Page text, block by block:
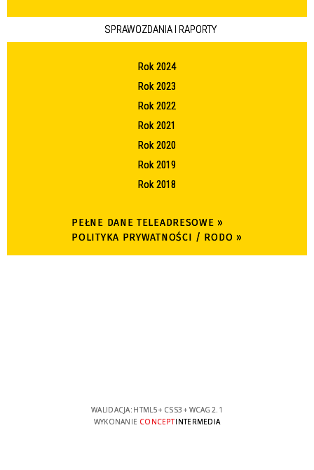
SPRAWOZDANIA I RAPORTY
Rok 2024
Rok 2023
Rok 2022
Rok 2021
Rok 2020
Rok 2019
Rok 2018
PEŁNE DANE TELEADRESOWE »
POLITYKA PRYWATNOŚCI / RODO »
WALIDACJA: HTML5+ CSS3 + WCAG 2.1
WYKONANIE CONCEPTINTERMEDIA